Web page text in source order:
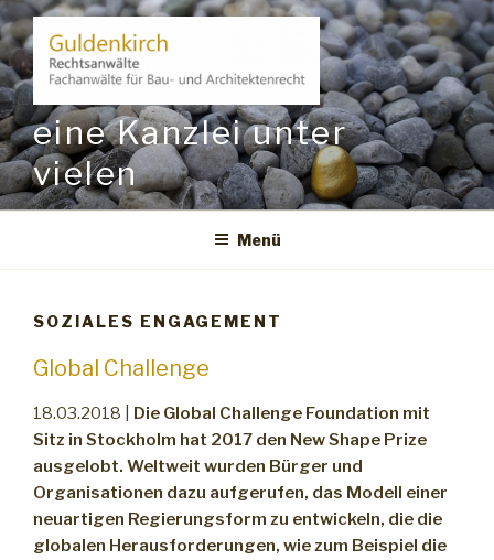
Zum
Inhalt
springen
eine Kanzlei unter
vielen
Menü
SOZIALES ENGAGEMENT
Global Challenge
18.03.2018 | Die Global Challenge Foundation mit
Sitz in Stockholm hat 2017 den New Shape Prize
ausgelobt. Weltweit wurden Bürger und
Organisationen dazu aufgerufen, das Modell einer
neuartigen Regierungsform zu entwickeln, die die
globalen Herausforderungen, wie zum Beispiel die